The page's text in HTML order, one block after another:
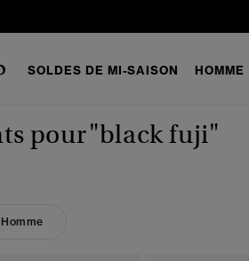
SOLDES DE MI-SAISON HOMME
pour"black fuji"
Homme